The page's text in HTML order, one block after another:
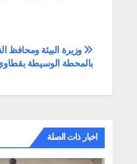
تصفّح
المقالات
وزيرة البيئة ومحافظ
بالمحطة الوسيطة
اخبار ذات الصلة